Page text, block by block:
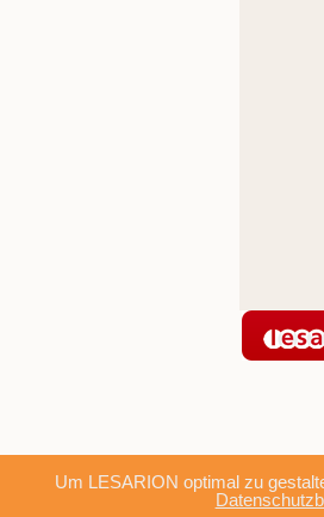
Um LESARION optimal zu